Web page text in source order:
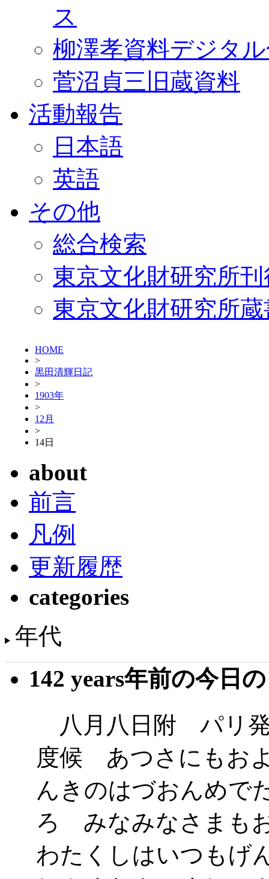
ス
柳澤孝資料デジタ
菅沼貞三旧蔵資料
活動報告
日本語
英語
その他
総合検索
東京文化財研究所
東京文化財研究所
HOME
>
黒田清輝日記
>
1903年
>
12月
>
14日
about
前言
凡例
更新履歴
categories
年代
142 years年前の今日
八月八日附 パリ
度候 あつさにもお
んきのはづおんめで
ろ みなみなさま
わたくしはいつもげ